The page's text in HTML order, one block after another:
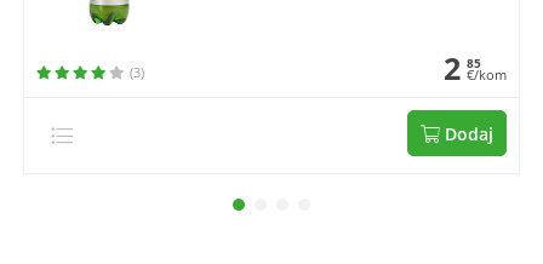
(3) 2 85
€/kom
Dodaj